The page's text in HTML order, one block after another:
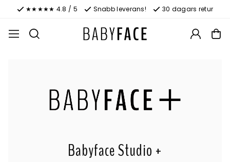
★★★★★ 4.8 / 5 Snabb leverans! 30 dagars retur
Babyface Studio +